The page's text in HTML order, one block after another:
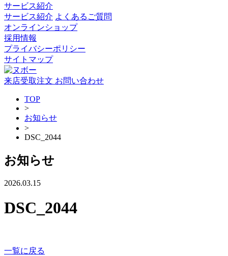
サービス紹介
サービス紹介 よくあるご質問
オンラインショップ
採用情報
プライバシーポリシー
サイトマップ
来店受取注文 お問い合わせ
TOP
>
お知らせ
>
DSC_2044
お知らせ
2026.03.15
DSC_2044
一覧に戻る